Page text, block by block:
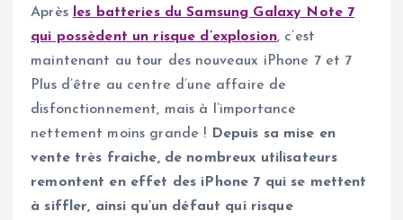
Après
les batteries du Samsung Galaxy Note 7
qui possèdent un risque d’explosion, c’est
maintenant au tour des nouveaux iPhone 7 et 7
Plus d’être au centre d’une affaire de
disfonctionnement, mais à l’importance
nettement moins grande !
Depuis sa mise en
vente très fraiche, de nombreux utilisateurs
remontent en effet des iPhone 7 qui se mettent
à siffler, ainsi qu’un défaut qui risque